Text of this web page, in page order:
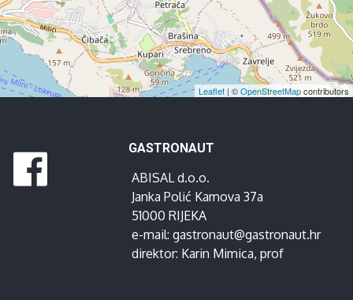
Leaflet | ©OpenStreetMapcontributors
GASTRONAUT
ABISAL d.o.o.
Janka Polić Kamova 37a
51000 RIJEKA
e-mail: gastronaut@gastronaut.hr
direktor: Karin Mimica, prof